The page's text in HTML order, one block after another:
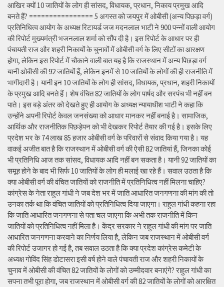
आखिर क्यों 10 जातियों के लोग ही सांसद, विधायक, प्रधान, निकाय प्रमुख आदि
बनते हैं? ================ 5 अगस्त को जयपुर में ओबीसी (अन्य पिछड़ा वर्ग)
प्रतिनिधित्व आयोग के अध्यक्ष रिटायर्ड जज मदनलाल भाटी ने 900 पन्नों वाली आयोग
की रिपोर्ट मुख्यमंत्री भजनलाल शर्मा को सौंप दी है। इस रिपोर्ट के आधार पर ही
पंचायती राज और शहरी निकायों के चुनावों में ओबीसी वर्ग के लिए सीटों का आरक्षण
होगा, लेकिन इस रिपोर्ट में चौकाने वाली बात यह है कि राजस्थान में अन्य पिछड़ा वर्ग
यानी ओबीसी की 92 जातियों हैं, लेकिन इनमें से 10 जातियों के लोगों की ही राजनीति में
भागीदारी है। यानी इन 10 जातियों के लोग ही सांसद, विधायक, प्रधान, शहरी निकायों
के प्रमुख आदि बनते हैं। शेष वंचित 82 जातियों के लोग पार्षद और सरपंच भी नहीं बन
पाते। इस बड़े अंतर को देखते हुए ही आयोग के अध्यक्ष न्यायाधीश भाटी ने कहा कि
उन्होंने अपनी रिपोर्ट केवल जनसंख्या को आधार मानकर नहीं बनाई है। सामाजिक,
आर्थिक और राजनीतिक पिछड़ेपन को भी देखकर रिपोर्ट तैयार की गई है। इसके लिए
प्रदेश भर के 74 लाख 85 हजार ओबीसी वर्ग के परिवारों से संवाद किया गया है। यह
वाकई अजीत बात है कि राजस्थान में ओबीसी वर्ग की ऐसी 82 जातियां हैं, जिनका कोई
भी प्रतिनिधि आज तक सांसद, विधायक आदि नहीं बन सकता है। यानी 92 जातियों का
समूह होने के बाद भी सिर्फ 10 जातियों के लोग ही मलाई खा रहे हैं। सवाल उठता है कि
क्या ओबीसी वर्ग की वंचित जातियों को राजनीति में प्रतिनिधित्व नहीं मिलना चाहिए?
कांग्रेस के नेता राहुल गांधी ने जब देश भर में जाति आधारित जनगणना की मांग की तो
उनका तर्क था कि वंचित जातियों को प्रतिनिधित्व दिया जाएगा। राहुल गांधी कहना रहा
कि जाति आधारित जनगणना से पता चल जाएगा कि अभी तक राजनीति में किन
जातियों को प्रतिनिधित्व नहीं मिला है। केंद्र सरकार ने राहुल गांधी की मांग पर जाति
आधारित जनगणना करवाने का निर्णय लिया है, लेकिन जब राजस्थान में ओबीसी वर्ग
की रिपोर्ट उजागर हो गई है, तब सवाल उठता है कि क्या प्रदेश कांग्रेस कमेटी के
अध्यक्ष गोविंद सिंह डोटासरा इसी वर्ष होने वाले पंचायती राज और शहरी निकायों के
चुनाव में ओबीसी की वंचित 82 जातियों के लोगों को उम्मीदवार बनाएंगे? राहुल गांधी का
सपना तभी पूरा होगा, जब राजस्थान में ओबीसी वर्ग की 82 जातियों के लोगों को आरक्षित